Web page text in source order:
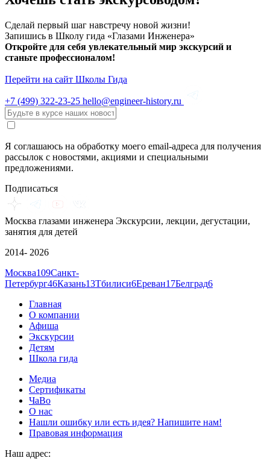
Сделай первый шаг навстречу новой жизни!
Запишись в Школу гида «Глазами Инженера»
Откройте для себя увлекательный мир экскурсий и
станьте профессионалом!
Перейти на сайт Школы Гида
+7 (499) 322-23-25 hello@engineer-history.ru
Я соглашаюсь на обработку моего email-адреса для получения
рассылок с новостями, акциями и специальными
предложениями.
Подписаться
Москва глазами инженера Экскурсии, лекции, дегустации,
занятия для детей
2014- 2026
Москва109Санкт-
Петербург46Казань13Тбилиси6Ереван17Белград6
Главная
О компании
Афиша
Экскурсии
Детям
Школа гида
Медиа
Сертификаты
ЧаВо
О нас
Нашли ошибку или есть идея? Напишите нам!
Правовая информация
Наш адрес: